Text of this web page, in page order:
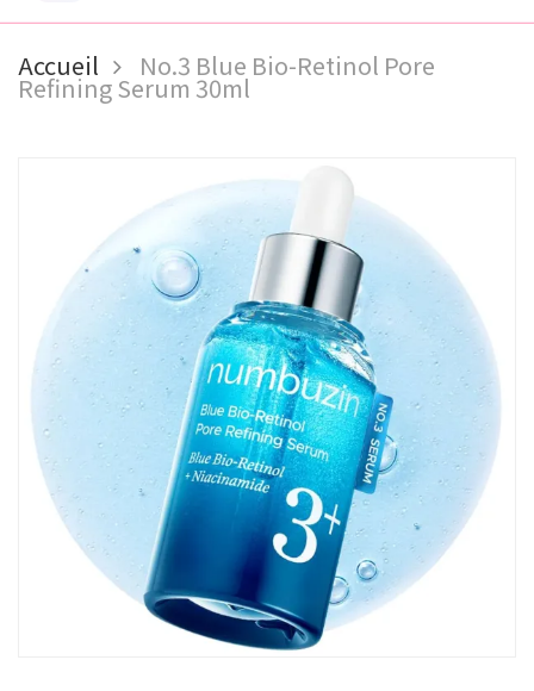
Accueil No.3 Blue Bio-Retinol Pore
Refining Serum 30ml